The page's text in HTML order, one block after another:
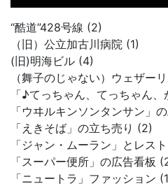
“酷道”428号線 (2)
（旧）公立加古川病院 (1)
(旧)明海ビル (4)
（舞子のじゃない）ウェザー
「♪てっちゃん、てっちゃん
「ウヰルキンソンタンサン」
「えきそば」の立ち売り (2)
「ジャン・ムーラン」とレス
「スーパー便所」の広告看板
「ニュートラ」ファッション